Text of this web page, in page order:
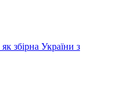
збірна України з